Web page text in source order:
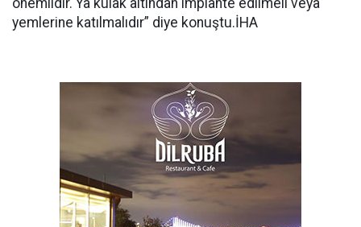
önemlidir. Ya kulak altından implante edilmeli veya
yemlerine katılmalıdır” diye konuştu.İHA